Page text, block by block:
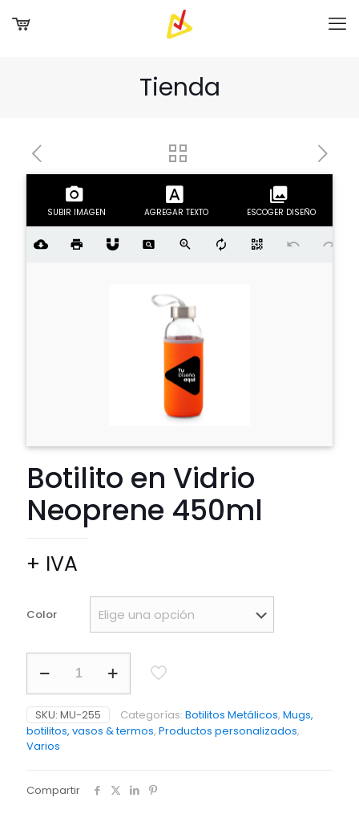
Tienda
SUBIR IMAGEN AGREGAR TEXTO ESCOGER DISEÑO
Botilito en Vidrio
Neoprene 450ml
+ IVA
Color
Vidrio
Neoprene
450ml
cantidad
SKU: MU-255 Categorías: Botilitos Metálicos, Mugs,
botilitos, vasos & termos, Productos personalizados,
Varios
Compartir